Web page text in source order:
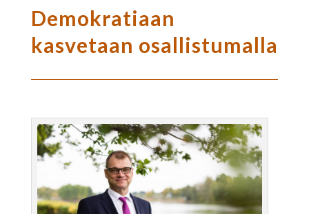
Demokratiaan
kasvetaan osallistumalla